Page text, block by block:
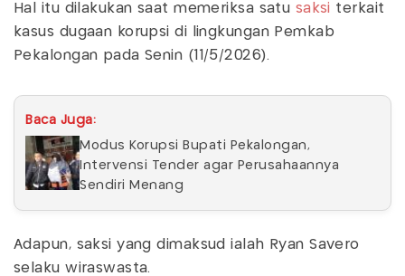
Hal itu dilakukan saat memeriksa satu saksi terkait
kasus dugaan korupsi di lingkungan Pemkab
Pekalongan pada Senin (11/5/2026).
Baca Juga:
Modus Korupsi Bupati Pekalongan,
Intervensi Tender agar Perusahaannya
Sendiri Menang
Adapun, saksi yang dimaksud ialah Ryan Savero
selaku wiraswasta.